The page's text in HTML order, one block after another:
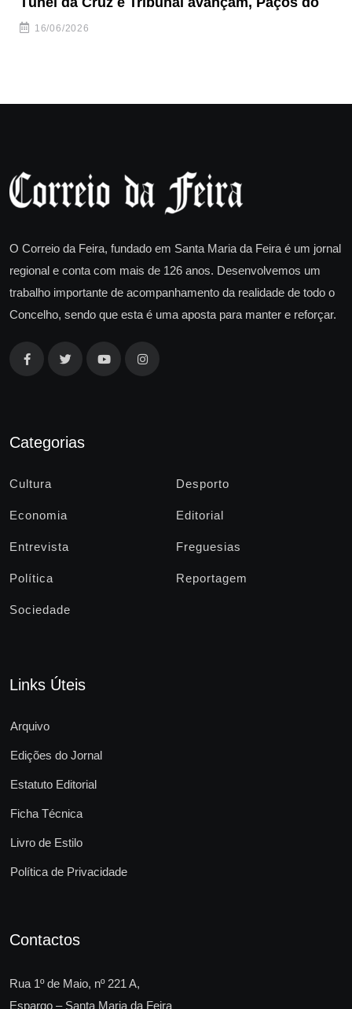
16/06/2026
O Correio da Feira, fundado em Santa Maria da Feira é um jornal
regional e conta com mais de 126 anos. Desenvolvemos um
trabalho importante de acompanhamento da realidade de todo o
Concelho, sendo que esta é uma aposta para manter e reforçar.
Categorias
Cultura Desporto
Economia Editorial
Entrevista Freguesias
Política Reportagem
Sociedade
Links Úteis
Arquivo
Edições do Jornal
Estatuto Editorial
Ficha Técnica
Livro de Estilo
Política de Privacidade
Contactos
Rua 1º de Maio, nº 221 A,
Espargo – Santa Maria da Feira